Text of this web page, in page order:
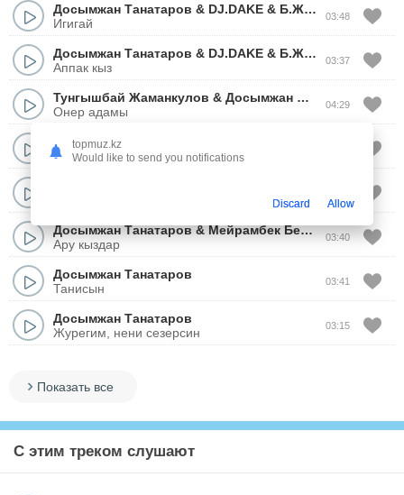
Досымжан Танатаров & DJ.DAKE & Б.Желдирбаев
Игигай
03:48
Досымжан Танатаров & DJ.DAKE & Б.Желдирбаев
Аппак кыз
03:37
Тунгышбай Жаманкулов & Досымжан Танатаров
Онер адамы
04:29
Досымжан Танатаров
Мунайма, досым
Досымжан Танатаров&Мейрамбек Беспаев
Ару кыздар
03:40
Досымжан Танатаров
Танисын
03:41
Досымжан Танатаров
Журегим, нени сезерсин
03:15
Показать все
С этим треком слушают
topmuz.kz
Would like to send you notifications
Discard Allow